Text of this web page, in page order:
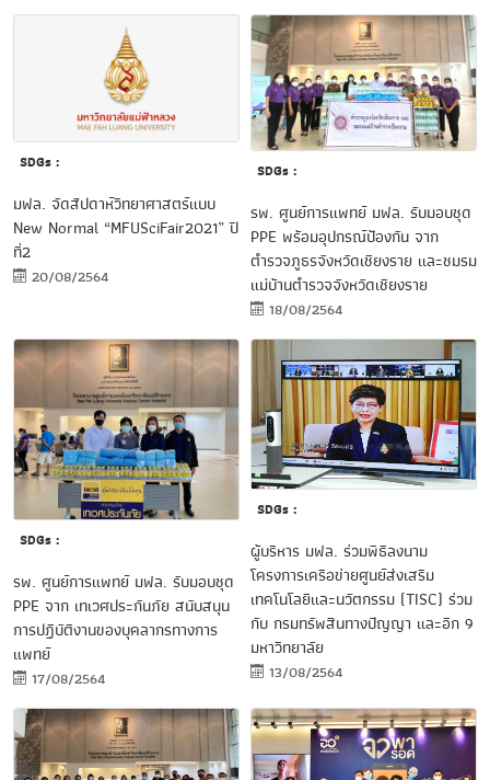
SDGs :
มฟล. จัดสัปดาห์วิทยาศาสตร์แบบ
New Normal “MFUSciFair2021” ปี
ที่2
20/08/2564
SDGs :
รพ. ศูนย์การแพทย์ มฟล. รับมอบชุด
PPE พร้อมอุปกรณ์ป้องกัน จาก
ตำรวจภูธรจังหวัดเชียงราย และชมรม
แม่บ้านตำรวจจังหวัดเชียงราย
18/08/2564
SDGs :
รพ. ศูนย์การแพทย์ มฟล. รับมอบชุด
PPE จาก เทเวศประกันภัย สนับสนุน
การปฏิบัติงานของบุคลากรทางการ
แพทย์
17/08/2564
SDGs :
ผู้บริหาร มฟล. ร่วมพิธีลงนาม
โครงการเครือข่ายศูนย์ส่งเสริม
เทคโนโลยีและนวัตกรรม (TISC) ร่วม
กับ กรมทรัพสินทางปัญญา และอีก 9
มหาวิทยาลัย
13/08/2564